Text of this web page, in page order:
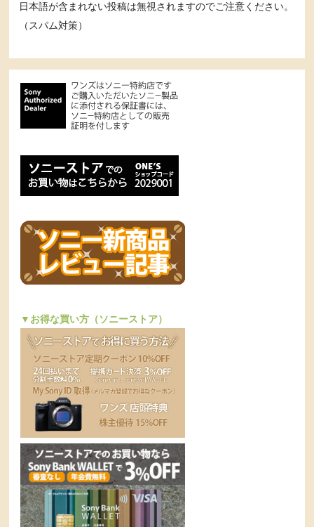
日本語が含まれない投稿は無視されますのでご注意ください。
（スパム対策）
▼お得な買い方（ソニーストア）